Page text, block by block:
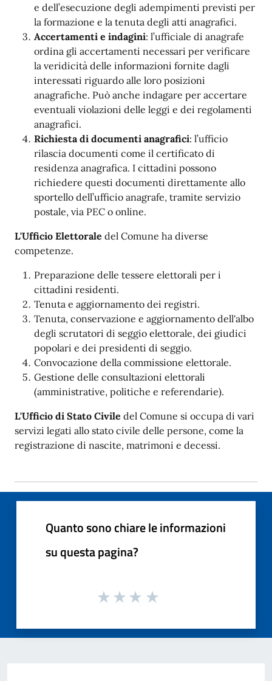
e dell’esecuzione degli adempimenti previsti per
la formazione e la tenuta degli atti anagrafici.
Accertamenti e indagini: l’ufficiale di anagrafe
ordina gli accertamenti necessari per verificare
la veridicità delle informazioni fornite dagli
interessati riguardo alle loro posizioni
anagrafiche. Può anche indagare per accertare
eventuali violazioni delle leggi e dei regolamenti
anagrafici.
Richiesta di documenti anagrafici: l’ufficio
rilascia documenti come il certificato di
residenza anagrafica. I cittadini possono
richiedere questi documenti direttamente allo
sportello dell’ufficio anagrafe, tramite servizio
postale, via PEC o online.
L'Ufficio Elettorale del Comune ha diverse
competenze.
Preparazione delle tessere elettorali per i
cittadini residenti.
Tenuta e aggiornamento dei registri.
Tenuta, conservazione e aggiornamento dell'albo
degli scrutatori di seggio elettorale, dei giudici
popolari e dei presidenti di seggio.
Convocazione della commissione elettorale.
Gestione delle consultazioni elettorali
(amministrative, politiche e referendarie).
L'Ufficio di Stato Civile del Comune si occupa di vari
servizi legati allo stato civile delle persone, come la
registrazione di nascite, matrimoni e decessi.
Quanto sono chiare le informazioni
su questa pagina?